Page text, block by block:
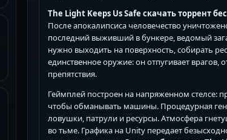
The Light Keeps Us Safe скачать торрент
После апокалипсиса человечество
последний выживший в бункере, ведомый
нужно выходить на поверхность, собирать
единственное оружие: он отпугивает
препятствия.
Геймплей построен на напряженном стелсе:
чтобы обманывать машины. Процедурная
ловушки, патрули и ресурсы. Атмосфера
во тьме. Графика на Unity передает